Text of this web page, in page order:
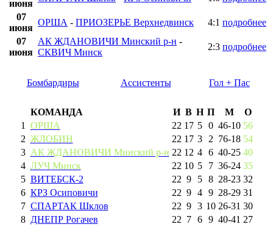
июня
07
июня
ОРША - ПРИОЗЕРЬЕ Верхнедвинск 4:1 подробнее
07
июня
АК ЖДАНОВИЧИ Минский р-н -
СКВИЧ Минск
2:3 подробнее
Бомбардиры Ассистенты Гол + Пас
КОМАНДА И В Н П М
О
1
ОРША 22 17 5 0 46-10 56
2 ЖЛОБИН 22 17 3 2 76-18 54
3 АК ЖДАНОВИЧИ Минский р-н 22 12 4 6 40-25 40
4 ЛУЧ Минск 22 10 5 7 36-24 35
5 ВИТЕБСК-2 22 9 5 8 28-23 32
6 КРЗ Осиповичи 22 9 4 9 28-29 31
7 СПАРТАК Шклов 22 9 3 10 26-31 30
8 ДНЕПР Рогачев 22 7 6 9 40-41 27